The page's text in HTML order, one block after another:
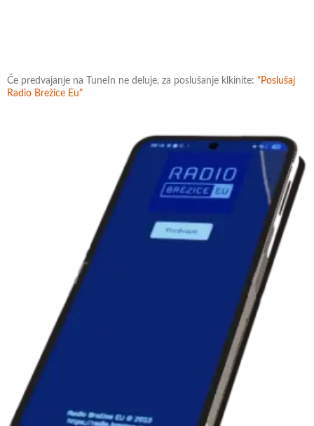
Če predvajanje na TuneIn ne deluje, za poslušanje klkinite: "Poslušaj
Radio Brežice Eu"